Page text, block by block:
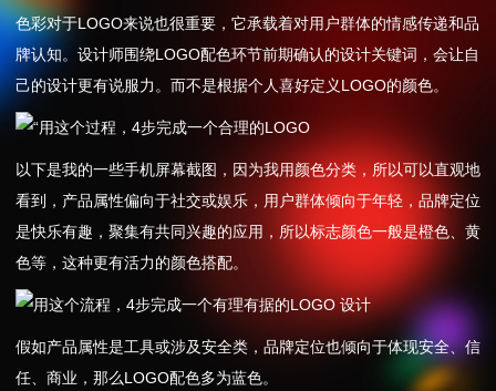
色彩对于LOGO来说也很重要，它承载着对用户群体的情感传递和品
牌认知。设计师围绕LOGO配色环节前期确认的设计关键词，会让自
己的设计更有说服力。而不是根据个人喜好定义LOGO的颜色。
以下是我的一些手机屏幕截图，因为我用颜色分类，所以可以直观地
看到，产品属性偏向于社交或娱乐，用户群体倾向于年轻，品牌定位
是快乐有趣，聚集有共同兴趣的应用，所以标志颜色一般是橙色、黄
色等，这种更有活力的颜色搭配。
假如产品属性是工具或涉及安全类，品牌定位也倾向于体现安全、信
任、商业，那么LOGO配色多为蓝色。